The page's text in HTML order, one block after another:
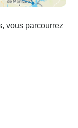
vous parcourrez